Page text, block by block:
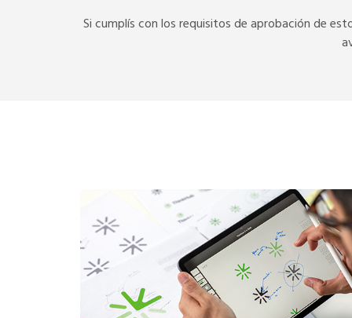
Si cumplís con los requisitos de aprobación de